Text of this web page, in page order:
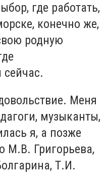
, где работать,
конечно же,
родную
Меня
музыканты,
я, а позже
М.В. Григорьева,
Т.И.